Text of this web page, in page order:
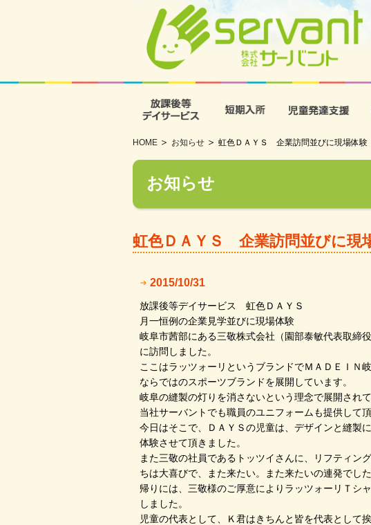
HOME お知らせ 虹色ＤＡＹＳ 企業訪問並びに現場体験
お知らせ
虹色ＤＡＹＳ 企業訪問並びに現
2015/10/31
放課後等デイサービス 虹色ＤＡＹＳ
月一恒例の企業見学並びに現場体験
岐阜市茜部にある三敬株式会社（園部泰敏代表取締役
に訪問しました。
ここはラッツォーリというブランドでＭＡＤＥＩＮ
ならではのスポーツブランドを展開しています。
岐阜の縫製の灯りを消さないという理念で展開されて
当社サーバントでも職員のユニフォームも提供して頂
今日はそこで、ＤＡＹＳの児童は、デザインと縫製
体験させて頂きました。
また三敬の社員であるトッツイさんに、リフティン
ちは大喜びで、また来たい。また来たいの連発でした
帰りには、三敬様のご厚意によりラッツォーリＴシ
しました。
児童の代表として、Ｋ君はきちんと皆を代表として